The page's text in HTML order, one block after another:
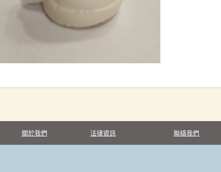
關於我們 法律資訊 聯絡我們